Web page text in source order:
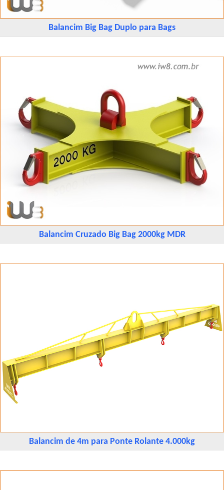
Balancim Big Bag Duplo para Bags
Balancim Cruzado Big Bag 2000kg MDR
Balancim de 4m para Ponte Rolante 4.000kg